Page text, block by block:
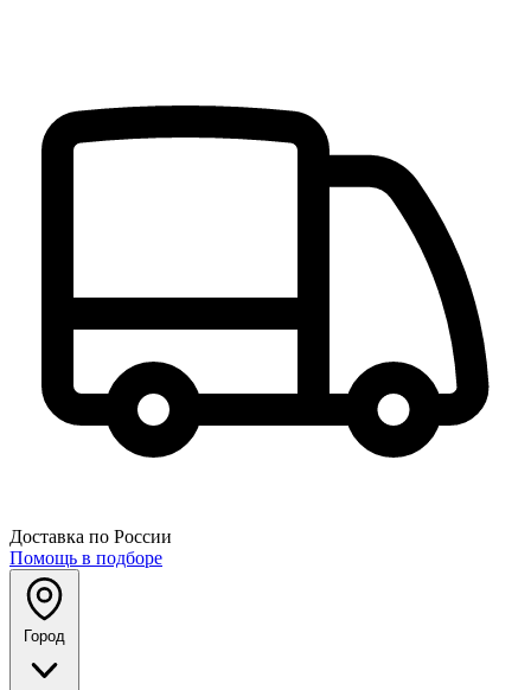
Доставка по России
Помощь в подборе
Город